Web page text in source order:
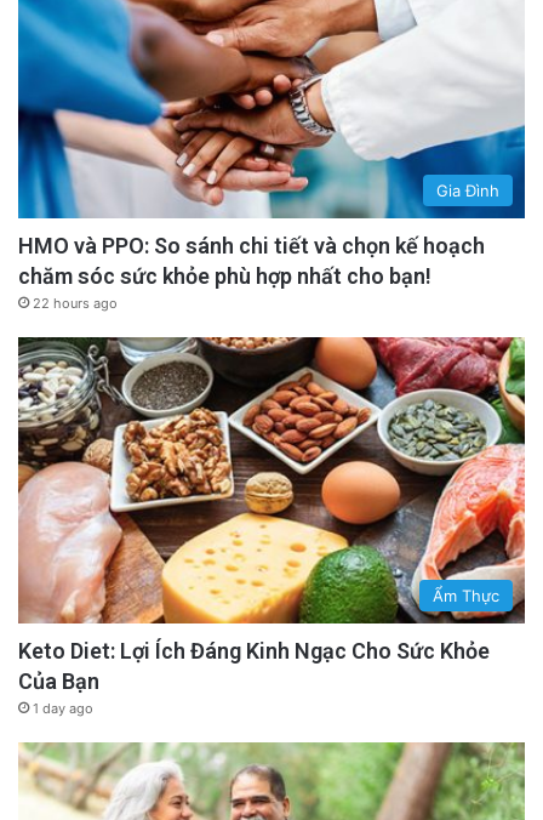
Gia Đình
HMO và PPO: So sánh chi tiết và chọn kế hoạch
chăm sóc sức khỏe phù hợp nhất cho bạn!
22 hours ago
Ẩm Thực
Keto Diet: Lợi Ích Đáng Kinh Ngạc Cho Sức Khỏe
Của Bạn
1 day ago